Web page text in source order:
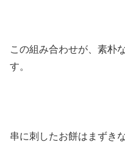
この組み合わせが、素朴
す。
串に刺したお餅はまずき